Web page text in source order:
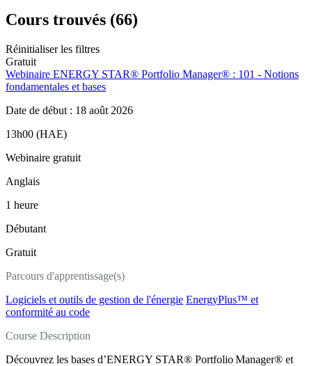
Cours trouvés (66)
Réinitialiser les filtres
Gratuit
Webinaire ENERGY STAR® Portfolio Manager® : 101 - Notions
fondamentales et bases
Date de début : 18 août 2026
13h00 (HAE)
Webinaire gratuit
Anglais
1 heure
Débutant
Gratuit
Parcours d'apprentissage(s)
Logiciels et outils de gestion de l'énergie EnergyPlus™ et
conformité au code
Course Description
Découvrez les bases d’ENERGY STAR® Portfolio Manager® et